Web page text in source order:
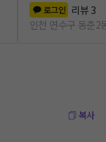
로그인 리뷰 3
인천 연수구 동춘2
복사